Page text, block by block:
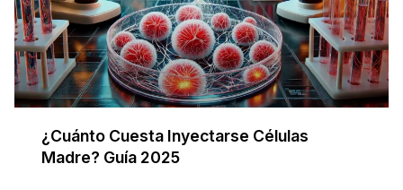
¿Cuánto Cuesta Inyectarse Células
Madre? Guía 2025